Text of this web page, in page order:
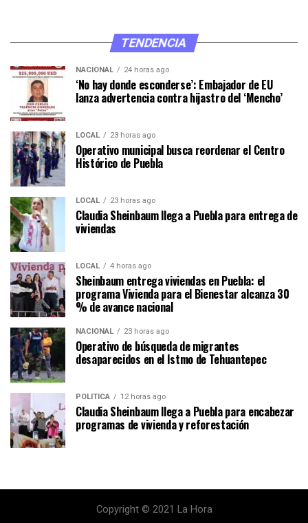
TENDENCIA
NACIONAL 24 horas ago
‘No hay donde esconderse’: Embajador de EU
lanza advertencia contra hijastro del ‘Mencho’
LOCAL 23 horas ago
Operativo municipal busca reordenar el Centro
Histórico de Puebla
LOCAL 23 horas ago
Claudia Sheinbaum llega a Puebla para entrega de
viviendas
LOCAL 4 horas ago
Sheinbaum entrega viviendas en Puebla: el
programa Vivienda para el Bienestar alcanza 30
% de avance nacional
NACIONAL 23 horas ago
Operativo de búsqueda de migrantes
desaparecidos en el Istmo de Tehuantepec
POLÍTICA 12 horas ago
Claudia Sheinbaum llega a Puebla para encabezar
programas de vivienda y reforestación
Copyright © 2021 La Hora